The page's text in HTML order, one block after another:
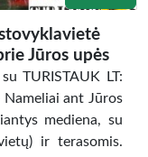
Jūros upės
TURISTAUK LT:
Nameliai ant Jūros
mediena, su
ir terasomis.